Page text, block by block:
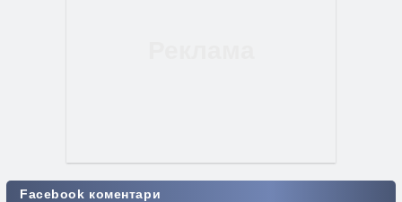
Facebook коментари